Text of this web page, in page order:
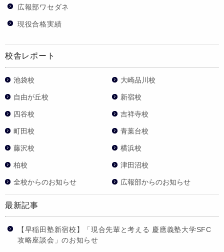
広報部ワセダネ
現役合格実績
校舎レポート
池袋校 大崎品川校
自由が丘校 新宿校
四谷校 吉祥寺校
町田校 青葉台校
藤沢校 横浜校
柏校 津田沼校
全校からのお知らせ 広報部からのお知らせ
最新記事
【早稲田塾新宿校】「現合先輩と考える 慶應義塾大学SFC
攻略座談会」のお知らせ